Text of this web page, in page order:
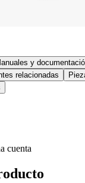
y
relacionadas
cuenta